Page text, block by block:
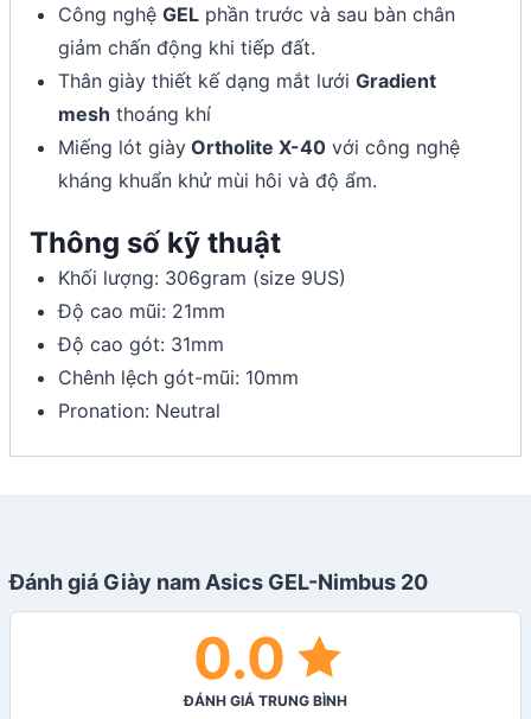
Công nghệ GEL phần trước và sau bàn chân
giảm chấn động khi tiếp đất.
Thân giày thiết kế dạng mắt lưới Gradient
mesh thoáng khí
Miếng lót giày Ortholite X-40 với công nghệ
kháng khuẩn khử mùi hôi và độ ẩm.
Thông số kỹ thuật
Khối lượng: 306gram (size 9US)
Độ cao mũi: 21mm
Độ cao gót: 31mm
Chênh lệch gót-mũi: 10mm
Pronation: Neutral
Đánh giá Giày nam Asics GEL-Nimbus 20
0.0
ĐÁNH GIÁ TRUNG BÌNH